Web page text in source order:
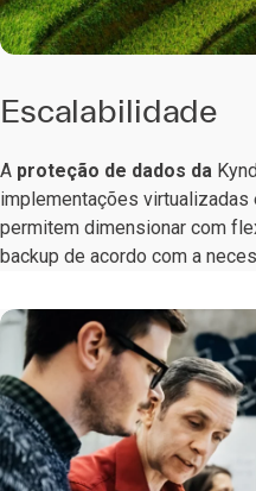
Escalabilidade
A proteção de dados da
implementações virtualizadas
permitem dimensionar com
backup de acordo com a